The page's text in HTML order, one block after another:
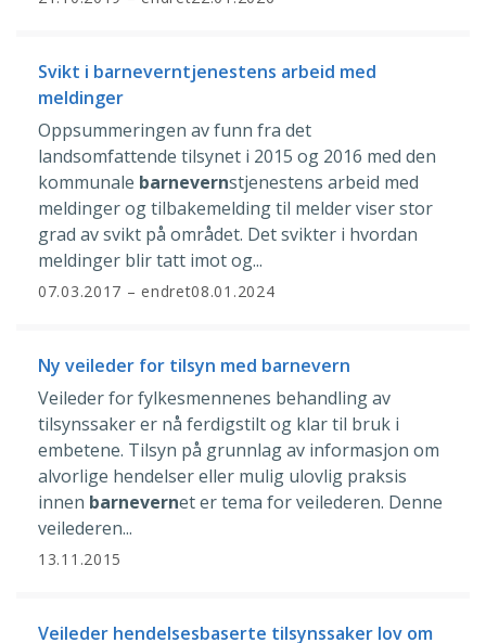
Svikt i barneverntjenestens arbeid med
meldinger
Oppsummeringen av funn fra det
landsomfattende tilsynet i 2015 og 2016 med den
kommunale barnevernstjenestens arbeid med
meldinger og tilbakemelding til melder viser stor
grad av svikt på området. Det svikter i hvordan
meldinger blir tatt imot og...
07.03.2017 – endret08.01.2024
Ny veileder for tilsyn med barnevern
Veileder for fylkesmennenes behandling av
tilsynssaker er nå ferdigstilt og klar til bruk i
embetene. Tilsyn på grunnlag av informasjon om
alvorlige hendelser eller mulig ulovlig praksis
innen barnevernet er tema for veilederen. Denne
veilederen...
13.11.2015
Veileder hendelsesbaserte tilsynssaker lov om